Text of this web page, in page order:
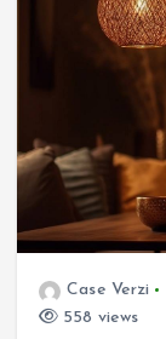
Case Verzi
558 views